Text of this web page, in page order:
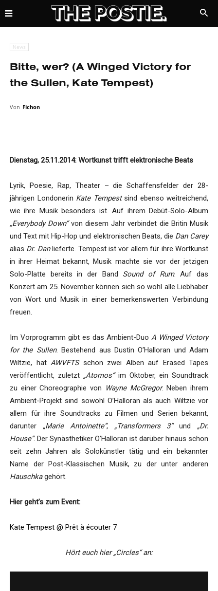
News
Bitte, wer? (A Winged Victory for
the Sullen, Kate Tempest)
Von Fichon
Dienstag, 25.11.2014: Wortkunst trifft elektronische Beats
Lyrik, Poesie, Rap, Theater – die Schaffensfelder der 28-
jährigen Londonerin Kate Tempestsind ebenso weitreichend,
wie ihre Musik besonders ist. Auf ihrem Debüt-Solo-Album
„Everybody Down“von diesem Jahr verbindet die Britin Musik
und Text mit Hip-Hop und elektronischen Beats, die Dan Carey
alias Dr. Danlieferte. Tempest ist vor allem für ihre Wortkunst
in ihrer Heimat bekannt, Musik machte sie vor der jetzigen
Solo-Platte bereits in der Band Sound of Rum. Auf das
Konzert am 25. November können sich so wohl alle Liebhaber
von Wort und Musik in einer bemerkenswerten Verbindung
freuen.
Im Vorprogramm gibt es das Ambient-Duo A Winged Victory
for the Sullen. Bestehend aus Dustin O’Halloran und Adam
Wiltzie, hat AWVFTS schon zwei Alben auf Erased Tapes
veröffentlicht, zuletzt „Atomos“ im Oktober, ein Soundtrack
zu einer Choreographie von
Wayne McGregor. Neben ihrem
Ambient-Projekt sind sowohl O’Halloran als auch Wiltzie vor
allem für ihre Soundtracks zu Filmen und Serien bekannt,
darunter „Marie Antoinette“, „Transformers 3“und „Dr.
House“. Der Synästhetiker O’Halloran ist darüber hinaus schon
seit zehn Jahren als Solokünstler tätig und ein bekannter
Name der Post-Klassischen Musik, zu der unter anderen
Hauschkagehört.
Hier geht’s zum Event:
Kate Tempest @ Prêt à écouter 7
Hört euch hier „Circles“ an: